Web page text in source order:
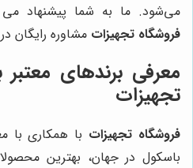
می‌شود. ما به شما پیشنهاد می
فروشگاه تجهیزات مشاوره رایگان
معرفی برندهای
تجهیزات
فروشگاه تجهیزات با همکاری با
باسکول در جهان، بهترین